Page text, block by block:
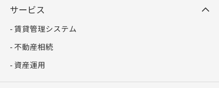
サービス
- 賃貸管理システム
- 不動産相続
- 資産運用